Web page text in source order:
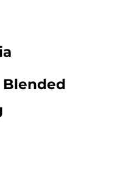
Blended